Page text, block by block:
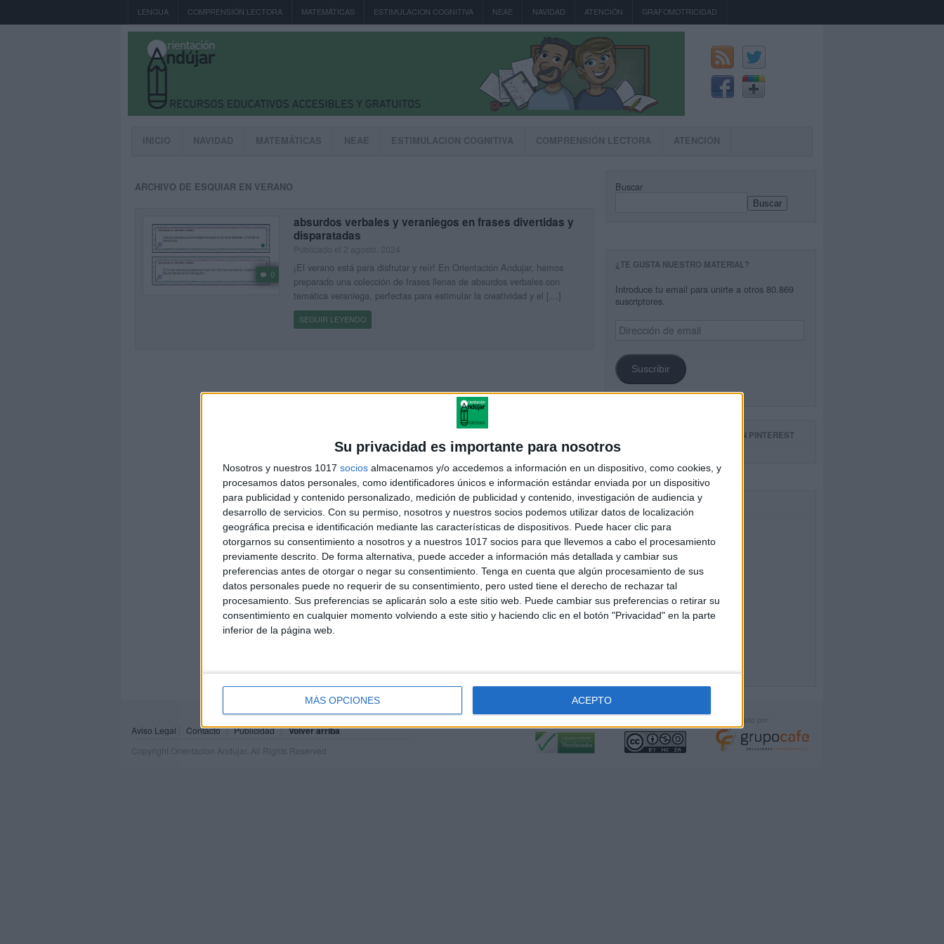
Su privacidad es importante para nosotros
Nosotros y nuestros 1017 socios almacenamos y/o accedemos a información en un dispositivo, como cookies, y
procesamos datos personales, como identificadores únicos e información estándar enviada por un dispositivo
para publicidad y contenido personalizado, medición de publicidad y contenido, investigación de audiencia y
desarrollo de servicios. Con su permiso, nosotros y nuestros socios podemos utilizar datos de localización
geográfica precisa e identificación mediante las características de dispositivos. Puede hacer clic para
otorgarnos su consentimiento a nosotros y a nuestros 1017 socios para que llevemos a cabo el procesamiento
previamente descrito. De forma alternativa, puede acceder a información más detallada y cambiar sus
preferencias antes de otorgar o negar su consentimiento. Tenga en cuenta que algún procesamiento de sus
datos personales puede no requerir de su consentimiento, pero usted tiene el derecho de rechazar tal
procesamiento. Sus preferencias se aplicarán solo a este sitio web. Puede cambiar sus preferencias o retirar su
consentimiento en cualquier momento volviendo a este sitio y haciendo clic en el botón "Privacidad" en la parte
inferior de la página web.
MÁS OPCIONES ACEPTO
LENGUA COMPRENSIÓN LECTORA MATEMÁTICAS ESTIMULACION COGNITIVA NEAE NAVIDAD ATENCIÓN GRAFOMOTRICIDAD
INICIO NAVIDAD MATEMÁTICAS NEAE ESTIMULACION COGNITIVA COMPRENSIÓN LECTORA ATENCIÓN
ARCHIVO DE ESQUIAR EN VERANO
0
absurdos verbales y veraniegos en frases divertidas y
disparatadas
¡El verano está para disfrutar y reír! En Orientación Andujar, hemos
preparado una colección de frases llenas de absurdos verbales con
temática veraniega, perfectas para estimular la creatividad y el […]
SEGUIR LEYENDO
Buscar
Buscar
¿TE GUSTA NUESTRO MATERIAL?
Introduce tu email para unirte a otros 80.869
suscriptores.
Dirección
de
Suscribir
SIGUE NUESTROS TABLEROS EN PINTEREST
Aviso Legal Contacto Publicidad Volver arriba
Copyright Orientacion Andujar. All Rights Reserved